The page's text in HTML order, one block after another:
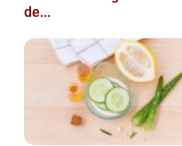
de...